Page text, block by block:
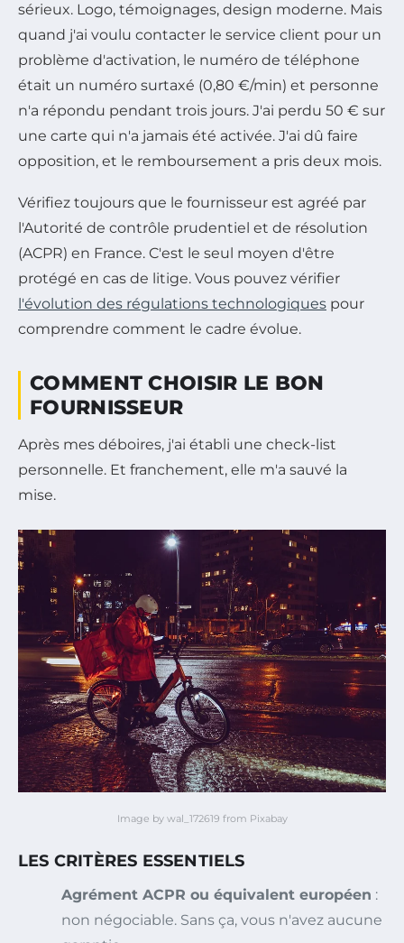
sérieux. Logo, témoignages, design moderne. Mais
quand j'ai voulu contacter le service client pour un
problème d'activation, le numéro de téléphone
était un numéro surtaxé (0,80 €/min) et personne
n'a répondu pendant trois jours. J'ai perdu 50 € sur
une carte qui n'a jamais été activée. J'ai dû faire
opposition, et le remboursement a pris deux mois.
Vérifiez toujours que le fournisseur est agréé par
l'Autorité de contrôle prudentiel et de résolution
(ACPR) en France. C'est le seul moyen d'être
protégé en cas de litige. Vous pouvez vérifier
l'évolution des régulations technologiques pour
comprendre comment le cadre évolue.
COMMENT CHOISIR LE BON
FOURNISSEUR
Après mes déboires, j'ai établi une check-list
personnelle. Et franchement, elle m'a sauvé la
mise.
Image by wal_172619 from Pixabay
LES CRITÈRES ESSENTIELS
Agrément ACPR ou équivalent européen :
non négociable. Sans ça, vous n'avez aucune